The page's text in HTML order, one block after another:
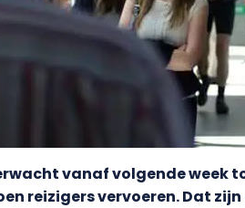
vanaf volgende week
reizigers vervoeren. Dat